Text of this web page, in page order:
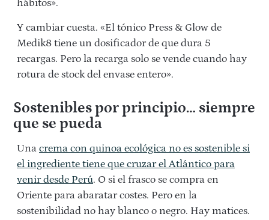
hábitos».
Y cambiar cuesta. «El tónico Press & Glow de
Medik8 tiene un dosificador de que dura 5
recargas. Pero la recarga solo se vende cuando hay
rotura de stock del envase entero».
Sostenibles por principio… siempre
que se pueda
Una crema con quinoa ecológica no es sostenible si
el ingrediente tiene que cruzar el Atlántico para
venir desde Perú. O si el frasco se compra en
Oriente para abaratar costes. Pero en la
sostenibilidad no hay blanco o negro. Hay matices.